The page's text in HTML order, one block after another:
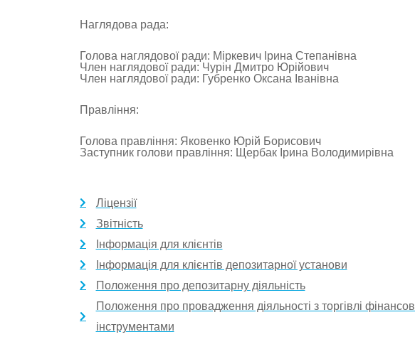
Наглядова рада:
Голова наглядової ради: Міркевич Ірина Степанівна
Член наглядової ради: Чурін Дмитро Юрійович
Член наглядової ради: Губренко Оксана Іванівна
Правління:
Голова правління: Яковенко Юрій Борисович
Заступник голови правління: Щербак Ірина Володимирівна
Ліцензії
Звітність
Інформація для клієнтів
Інформація для клієнтів депозитарної установи
Положення про депозитарну діяльність
Положення про провадження діяльності з торгівлі
інструментами